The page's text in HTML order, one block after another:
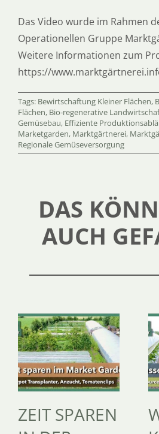
Das Video wurde im Rahmen
Operationellen Gruppe
Weitere Informationen zum
https://
Tags: Bewirtschaftung Kleiner Flächen,
Flächen, Bio-regenerative
Gemüsebau, Effiziente
Marketgarden, Marktgärtnerei,
Regionale Gemüseversorgung
DAS
AUCH
ZEIT SPAREN